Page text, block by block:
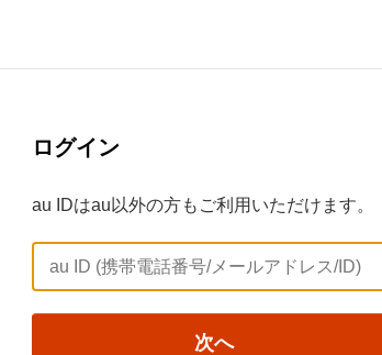
ログイン
au IDはau以外の方もご利用いただけます。
次へ